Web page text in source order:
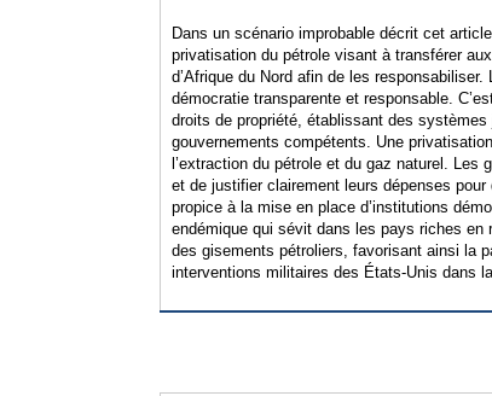
Dans un scénario improbable décrit cet
privatisation du pétrole visant à transférer
d’Afrique du Nord afin de les responsabiliser.
démocratie transparente et responsable.
droits de propriété, établissant des
gouvernements compétents. Une
l’extraction du pétrole et du gaz naturel.
et de justifier clairement leurs dépenses
propice à la mise en place d’institutions
endémique qui sévit dans les pays riches
des gisements pétroliers, favorisant ainsi la
interventions militaires des États-Unis dans la